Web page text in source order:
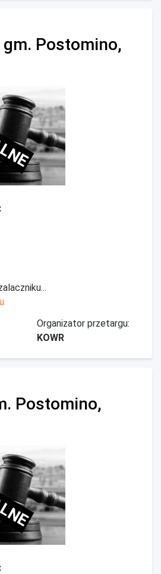
Postomino,
Organizator przetargu:
KOWR
Postomino,